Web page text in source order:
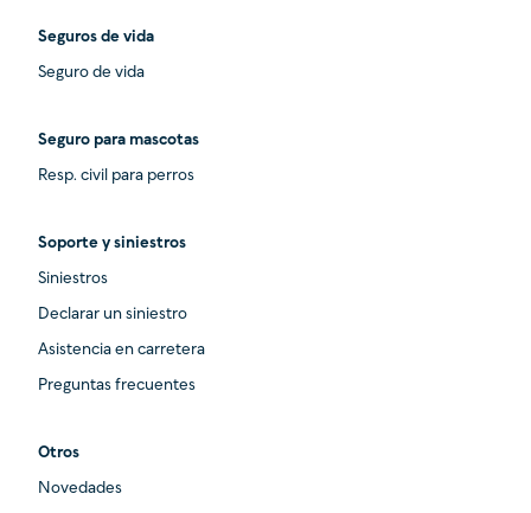
Seguros de vida
Seguro de vida
Seguro para mascotas
Resp. civil para perros
Soporte y siniestros
Siniestros
Declarar un siniestro
Asistencia en carretera
Preguntas frecuentes
Otros
Novedades